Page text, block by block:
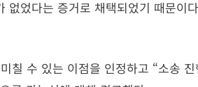
없었다는 증거로 채택되었기 때문이
칠 수 있는 이점을 인정하고 “소송